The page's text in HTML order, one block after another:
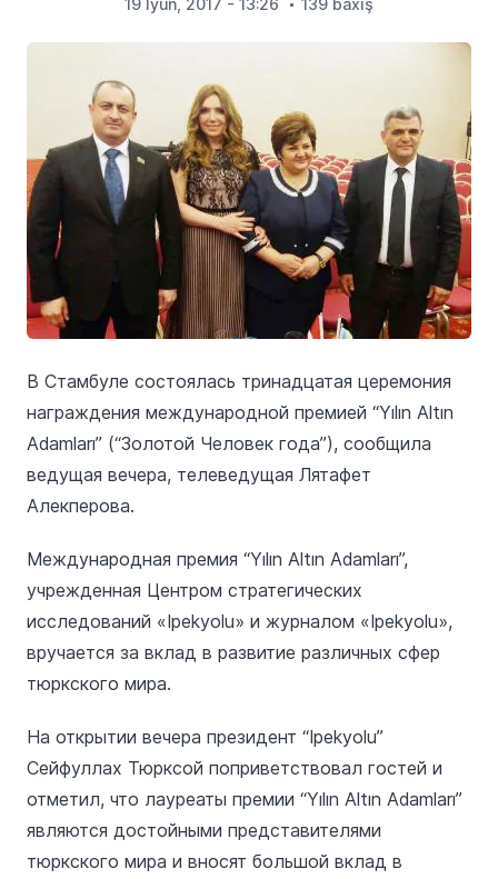
В Стамбуле состоялась тринадцатая церемония
награждения международной премией “Yılın Altın
Adamları” (“Золотой Человек года”), сообщила
ведущая вечера, телеведущая Лятафет
Алекперова.
Международная премия “Yılın Altın Adamları”,
учрежденная Центром стратегических
исследований «Ipekyolu» и журналом «Ipekyolu»,
вручается за вклад в развитие различных сфер
тюркского мира.
На открытии вечера президент “Ipekyolu”
Сейфуллах Тюрксой поприветствовал гостей и
отметил, что лауреаты премии “Yılın Altın Adamları”
являются достойными представителями
тюркского мира и вносят большой вклад в